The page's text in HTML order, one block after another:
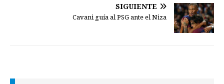
SIGUIENTE
Cavani guía al PSG ante el Niza